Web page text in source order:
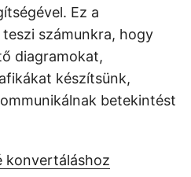
Ez a
számunkra, hogy
diagramokat,
készítsünk,
betekintést
konvertáláshoz